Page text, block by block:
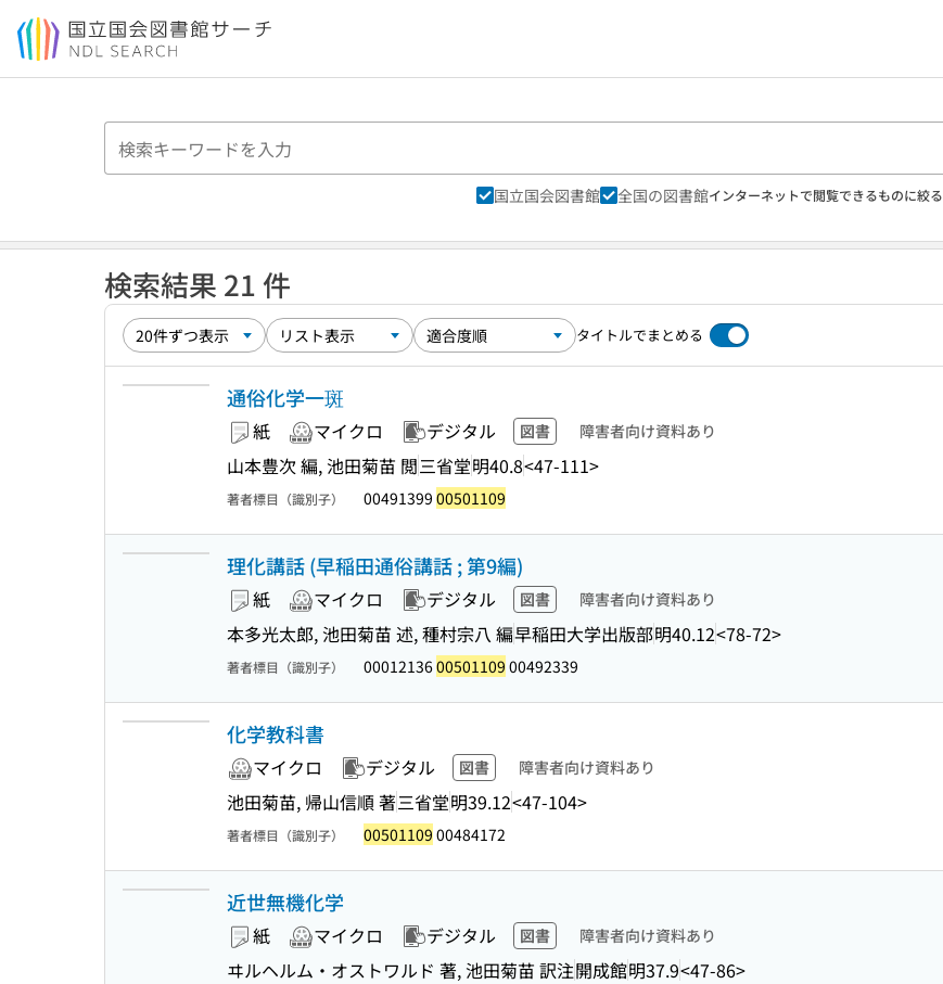
本文へ移動
国立国会図書館 全国の図書館インターネットで閲覧できるものに絞る
検索結果 21 件
タイトルでまとめる
通俗化学一斑
紙 マイクロ デジタル 図書 障害者向け資料あり
山本豊次 編, 池田菊苗 閲三省堂明40.8<47-111>
著者標目（識別子） 00491399 00501109
理化講話 (早稲田通俗講話 ; 第9編)
紙 マイクロ デジタル 図書 障害者向け資料あり
本多光太郎, 池田菊苗 述, 種村宗八 編早稲田大学出版部明40.12<78-72>
著者標目（識別子） 0001213600501109 00492339
化学教科書
マイクロ デジタル 図書 障害者向け資料あり
池田菊苗, 帰山信順 著三省堂明39.12<47-104>
著者標目（識別子） 00501109 00484172
近世無機化学
紙 マイクロ デジタル 図書 障害者向け資料あり
ヰルヘルム・オストワルド 著, 池田菊苗 訳注開成館明37.9<47-86>